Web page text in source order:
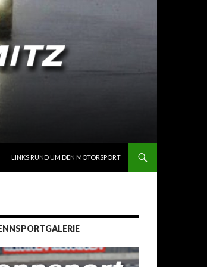
LINKS RUND UM DEN MOTORSPORT